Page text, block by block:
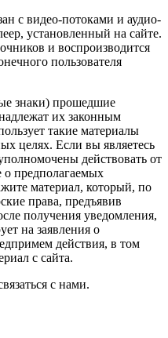
с видео-потоками и аудио-
установленный на сайте.
и воспроизводится
пользователя
знаки) прошедшие
их законным
такие материалы
целях. Если вы являетесь
действовать от
предполагаемых
материал, который, по
права, предъявив
получения уведомления,
на заявления о
действия, в том
с сайта.
с нами.